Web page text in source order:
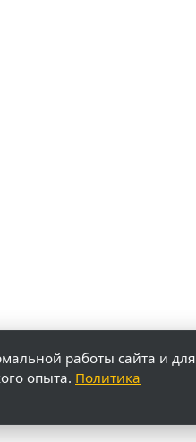
работы сайта и для
опыта. Политика